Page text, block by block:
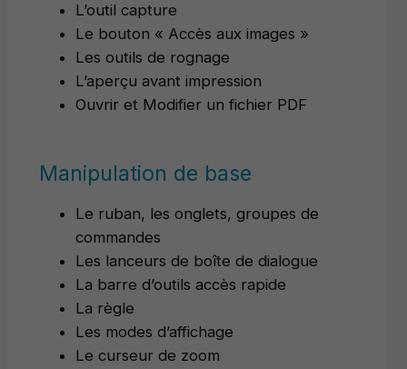
L’outil capture
Le bouton « Accès aux images »
Les outils de rognage
L’aperçu avant impression
Ouvrir et Modifier un fichier PDF
Manipulation de base
Le ruban, les onglets, groupes de
commandes
Les lanceurs de boîte de dialogue
La barre d’outils accès rapide
La règle
Les modes d’affichage
Le curseur de zoom